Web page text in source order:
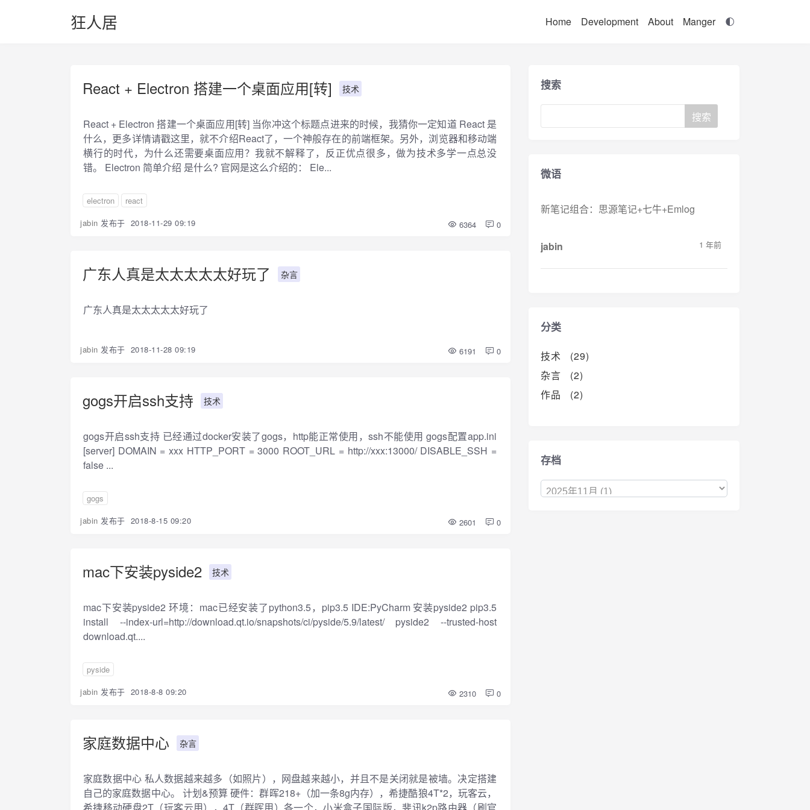
狂人居 Home Development About Manger
React + Electron 搭建一个桌面应用[转] 技术
React + Electron 搭建一个桌面应用[转] 当你冲这个标题点进来的时候，我猜你一定知道 React 是
什么，更多详情请戳这里，就不介绍React了，一个神般存在的前端框架。另外，浏览器和移动端
横行的时代，为什么还需要桌面应用？我就不解释了，反正优点很多，做为技术多学一点总没
错。 Electron 简单介绍 是什么? 官网​是这么介绍的： Ele...
electron
react
jabin 发布于 2018-11-29 09:19 6364 0
广东人真是太太太太太好玩了 杂言
广东人真是太太太太太好玩了
jabin 发布于 2018-11-28 09:19 6191 0
gogs开启ssh支持 技术
gogs开启ssh支持 已经通过docker安装了gogs，http能正常使用，ssh不能使用 gogs配置app.ini
[server] DOMAIN = xxx HTTP_PORT = 3000 ROOT_URL = http://xxx:13000/ DISABLE_SSH =
false ...
gogs
jabin 发布于 2018-8-15 09:20 2601 0
mac下安装pyside2 技术
mac下安装pyside2 环境：mac已经安装了python3.5，pip3.5 IDE:PyCharm 安装pyside2 pip3.5
install --index-url=http://download.qt.io/snapshots/ci/pyside/5.9/latest/ pyside2 --trusted-host
download.qt....
pyside
jabin 发布于 2018-8-8 09:20 2310 0
家庭数据中心 杂言
家庭数据中心 私人数据越来越多（如照片），网盘越来越小，并且不是关闭就是被墙。决定搭建
自己的家庭数据中心。 计划&预算 硬件：群晖218+（加一条8g内存），希捷酷狼4T*2，玩客云，
搜索
微语
新笔记组合：思源笔记+七牛+Emlog
jabin 1 年前
分类
技术 (29)
杂言 (2)
作品 (2)
存档